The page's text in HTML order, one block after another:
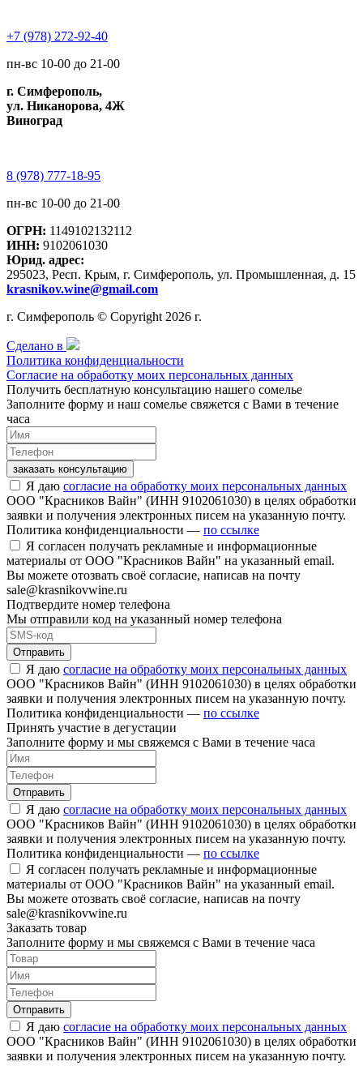
+7 (978) 272-92-40
пн-вс 10-00 до 21-00
г. Симферополь,
ул. Никанорова, 4Ж
Виноград
8 (978) 777-18-95
пн-вс 10-00 до 21-00
ОГРН: 1149102132112
ИНН: 9102061030
Юрид. адрес:
295023, Респ. Крым, г. Симферополь, ул. Промышленная, д. 15
krasnikov.wine@gmail.com
г. Симферополь © Copyright 2026 г.
Сделано в
Политика конфиденциальности
Согласие на обработку моих персональных данных
Получить бесплатную консультацию нашего сомелье
Заполните форму и наш сомелье свяжется с Вами в течение
часа
заказать консультацию
Я даю согласие на обработку моих персональных данных
ООО "Красников Вайн" (ИНН 9102061030) в целях обработки
заявки и получения электронных писем на указанную почту.
Политика конфиденциальности — по ссылке
Я согласен получать рекламные и информационные
материалы от ООО "Красников Вайн" на указанный email.
Вы можете отозвать своё согласие, написав на почту
sale@krasnikovwine.ru
Подтвердите номер телефона
Мы отправили код на указанный номер телефона
Отправить
Я даю согласие на обработку моих персональных данных
ООО "Красников Вайн" (ИНН 9102061030) в целях обработки
заявки и получения электронных писем на указанную почту.
Политика конфиденциальности — по ссылке
Принять участие в дегустации
Заполните форму и мы свяжемся с Вами в течение часа
Отправить
Я даю согласие на обработку моих персональных данных
ООО "Красников Вайн" (ИНН 9102061030) в целях обработки
заявки и получения электронных писем на указанную почту.
Политика конфиденциальности — по ссылке
Я согласен получать рекламные и информационные
материалы от ООО "Красников Вайн" на указанный email.
Вы можете отозвать своё согласие, написав на почту
sale@krasnikovwine.ru
Заказать товар
Заполните форму и мы свяжемся с Вами в течение часа
Отправить
Я даю согласие на обработку моих персональных данных
ООО "Красников Вайн" (ИНН 9102061030) в целях обработки
заявки и получения электронных писем на указанную почту.